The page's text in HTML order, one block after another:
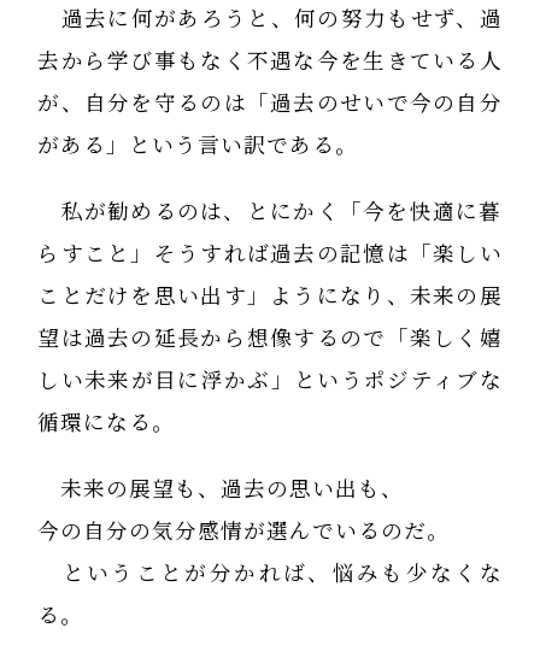
過去に何があろうと、何の努力もせず、過
去から学び事もなく不遇な今を生きている人
が、自分を守るのは「過去のせいで今の自分
がある」という言い訳である。
私が勧めるのは、とにかく「今を快適に暮
らすこと」そうすれば過去の記憶は「楽しい
ことだけを思い出す」ようになり、未来の展
望は過去の延長から想像するので「楽しく嬉
しい未来が目に浮かぶ」というポジティブな
循環になる。
未来の展望も、過去の思い出も、
今の自分の気分感情が選んでいるのだ。
ということが分かれば、悩みも少なくな
る。